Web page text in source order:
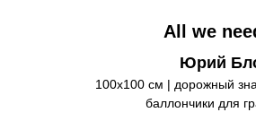
All we
Юрий
100х100 см | дорожный
баллончики для